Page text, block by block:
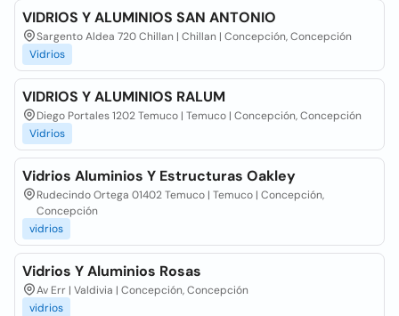
VIDRIOS Y ALUMINIOS SAN ANTONIO
Sargento Aldea 720 Chillan | Chillan | Concepción, Concepción
Vidrios
VIDRIOS Y ALUMINIOS RALUM
Diego Portales 1202 Temuco | Temuco | Concepción, Concepción
Vidrios
Vidrios Aluminios Y Estructuras Oakley
Rudecindo Ortega 01402 Temuco | Temuco | Concepción,
Concepción
vidrios
Vidrios Y Aluminios Rosas
Av Err | Valdivia | Concepción, Concepción
vidrios